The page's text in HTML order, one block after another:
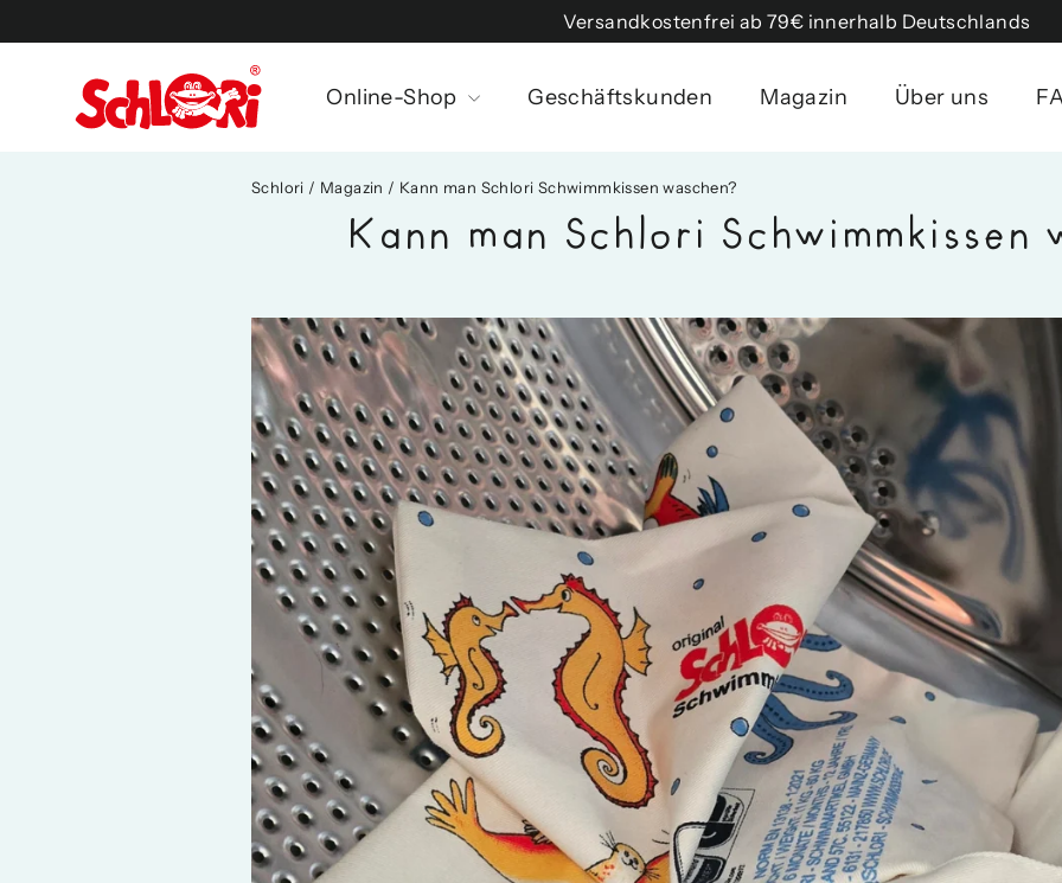
zum
Versandkostenfrei ab 79€ innerhalb Deutschlands
Online-Shop Geschäftskunden Magazin Über uns
Schlori / Magazin / Kann man Schlori Schwimmkissen waschen?
Kann man Schlori Schwimmkissen